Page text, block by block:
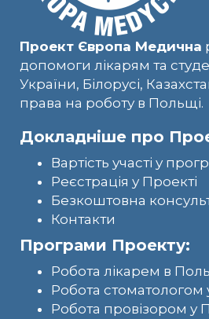
Проект Європа Медична
допомоги лікарям та
України, Білорусі,
права на роботу в Польщі.
Докладніше про
Вартість участі у
Реєстрація у Проекті
Безкоштовна
Контакти
Програми Проекту:
Робота лікарем в
Робота стоматологом
Робота провізором у